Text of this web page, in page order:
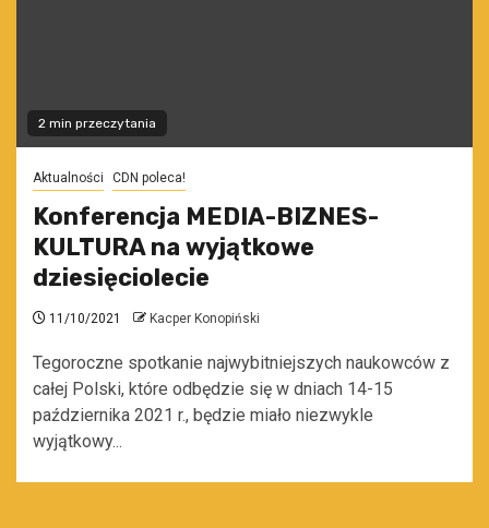
2 min przeczytania
Aktualności CDN poleca!
Konferencja MEDIA-BIZNES-
KULTURA na wyjątkowe
dziesięciolecie
11/10/2021 Kacper Konopiński
Tegoroczne spotkanie najwybitniejszych naukowców z
całej Polski, które odbędzie się w dniach 14-15
października 2021 r., będzie miało niezwykle
wyjątkowy...